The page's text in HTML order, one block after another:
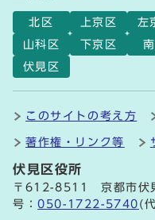
北区 上京区 左
山科区
下京区
伏見区
このサイトの考え方
著作権・リンク等
伏見区役所
〒612-8511 京都市伏
号：050-1722-5740 (